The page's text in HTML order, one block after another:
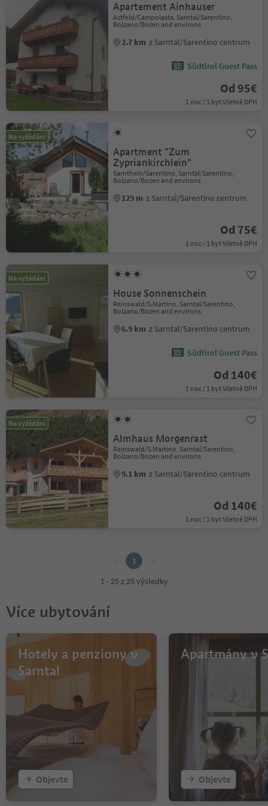
Apartement Ainhauser
Astfeld/Campolasta, Sarntal/Sarentino,
Bolzano/Bozen and environs
2.7 km z Sarntal/Sarentino centrum
Südtirol Guest Pass
Od 95€
1 noc / 1 byt Včetně DPH
Na vyžádání
Apartment "Zum
Zypriankirchlein"
Sarnthein/Sarentino, Sarntal/Sarentino,
Bolzano/Bozen and environs
129 m z Sarntal/Sarentino centrum
Od 75€
1 noc / 1 byt Včetně DPH
Na vyžádání
House Sonnenschein
Reinswald/S.Martino, Sarntal/Sarentino,
Bolzano/Bozen and environs
6.9 km z Sarntal/Sarentino centrum
Südtirol Guest Pass
Od 140€
1 noc / 1 byt Včetně DPH
Na vyžádání
Almhaus Morgenrast
Reinswald/S.Martino, Sarntal/Sarentino,
Bolzano/Bozen and environs
9.1 km z Sarntal/Sarentino centrum
Od 140€
1 noc / 1 byt Včetně DPH
1
1 - 25 z 25 výsledky
Více ubytování
Hotely a penziony v
Sarntal
Objevte
Apartmány v
Objevte